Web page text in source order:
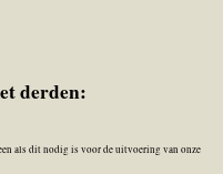
derden:
als dit nodig is voor de uitvoering van onze